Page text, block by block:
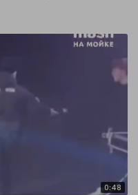
0:48